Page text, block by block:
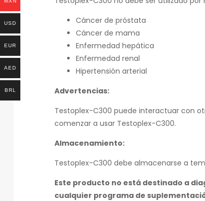
Cáncer de próstata
Cáncer de mama
Enfermedad hepática
Enfermedad renal
Hipertensión arterial
Advertencias:
Testoplex-C300 puede interactuar con
comenzar a usar Testoplex-C300.
Almacenamiento:
Testoplex-C300 debe almacenarse a
Este producto no está destinado a
cualquier programa de
USD
EUR
AED
BRL